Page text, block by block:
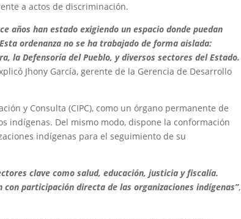
a actos de discriminación.
años han estado exigiendo un espacio donde puedan
ordenanza no se ha trabajado de forma aislada:
la Defensoría del Pueblo, y diversos sectores del Estado.
Jhony García, gerente de la Gerencia de Desarrollo
y Consulta (CIPC), como un órgano permanente de
indígenas. Del mismo modo, dispone la conformación
indígenas para el seguimiento de su
clave como salud, educación, justicia y fiscalía.
participación directa de las organizaciones indígenas”,